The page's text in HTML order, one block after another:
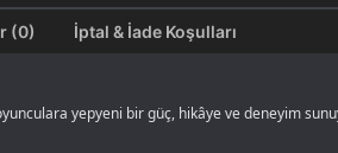
Değerlendirmeler (0) İptal & İade Koşulları
yepyeni bir güç, hikâye ve deneyim